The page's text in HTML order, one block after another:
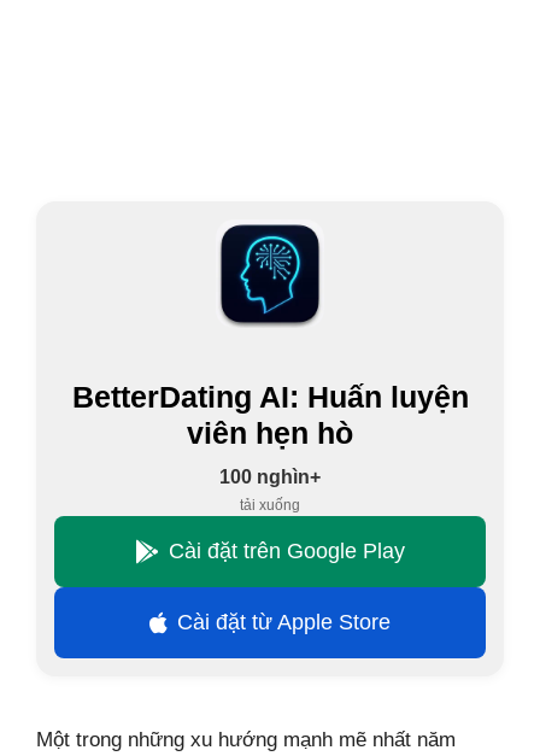
BetterDating AI: Huấn luyện
viên hẹn hò
100 nghìn+
tải xuống
Cài đặt trên Google Play
Cài đặt từ Apple Store
Một trong những xu hướng mạnh mẽ nhất năm